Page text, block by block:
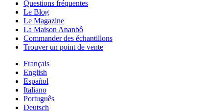
Questions fréquentes
Le Blog
Le Magazine
La Maison Ananbô
Commander des échantillons
Trouver un point de vente
Français
English
Español
Italiano
Português
Deutsch